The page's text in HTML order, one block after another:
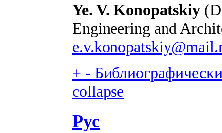
Ye. V. Konopatskiy
Engineering and
+ -
collapse
Рус